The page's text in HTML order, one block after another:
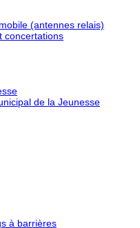
(antennes relais)
concertations
de la Jeunesse
à barrières